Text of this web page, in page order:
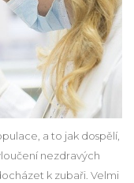
a to jak dospělí,
nezdravých
k zubaři. Velmi